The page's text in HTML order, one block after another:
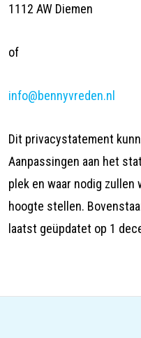
1112 AW Diemen
of
info@bennyvreden.nl
Dit privacystatement
Aanpassingen aan het
plek en waar nodig zullen
hoogte stellen.
laatst geüpdatet op 1